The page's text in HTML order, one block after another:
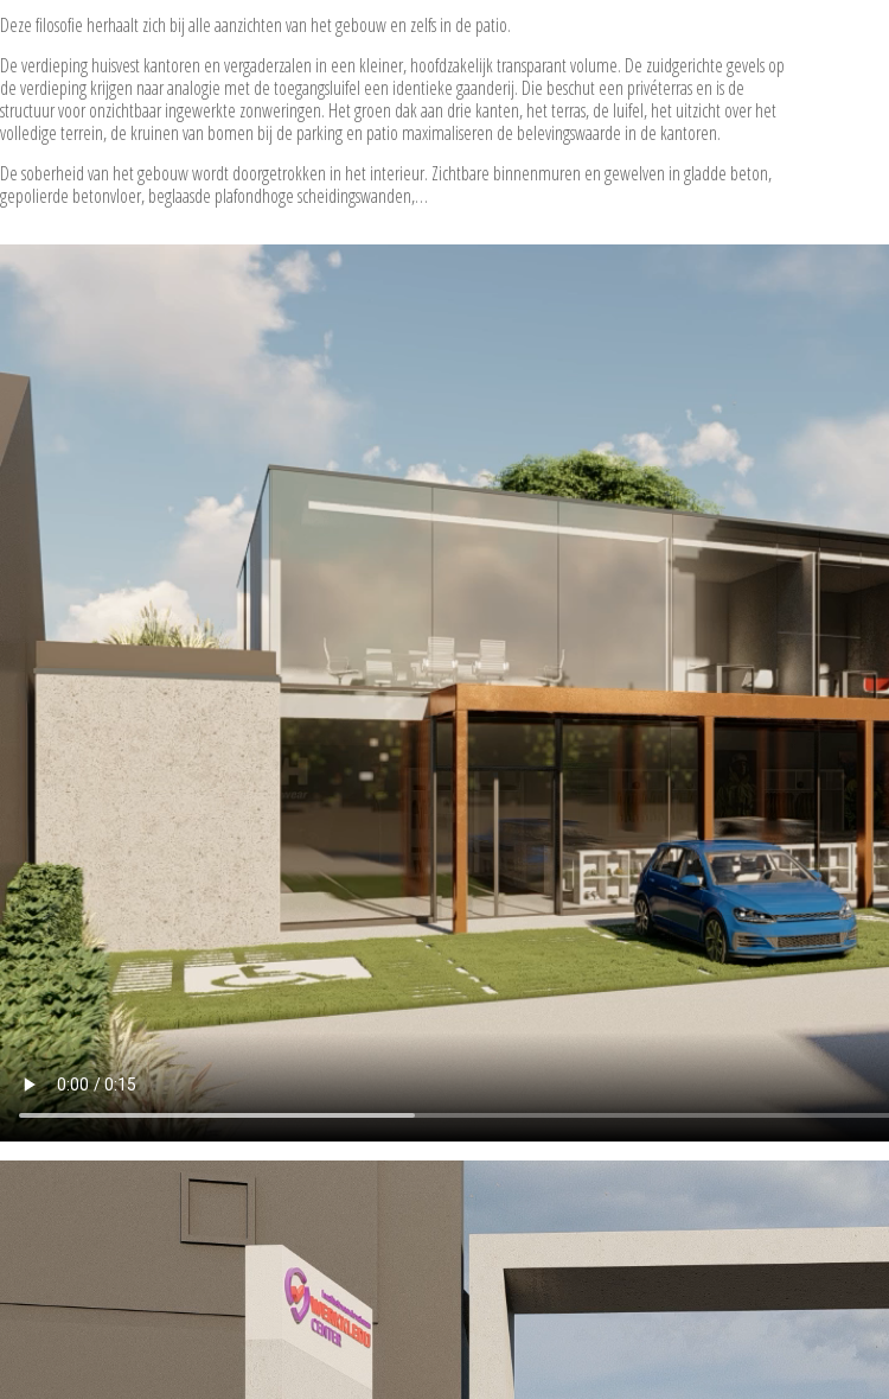
Deze filosofie herhaalt zich bij alle aanzichten van het gebouw en zelfs in de patio.
De verdieping huisvest kantoren en vergaderzalen in een kleiner, hoofdzakelijk transparant volume. De zuidgerichte gevels op
de verdieping krijgen naar analogie met de toegangsluifel een identieke gaanderij. Die beschut een privéterras en is de
structuur voor onzichtbaar ingewerkte zonweringen. Het groen dak aan drie kanten, het terras, de luifel, het uitzicht over het
volledige terrein, de kruinen van bomen bij de parking en patio maximaliseren de belevingswaarde in de kantoren.
De soberheid van het gebouw wordt doorgetrokken in het interieur. Zichtbare binnenmuren en gewelven in gladde beton,
gepolierde betonvloer, beglaasde plafondhoge scheidingswanden,…